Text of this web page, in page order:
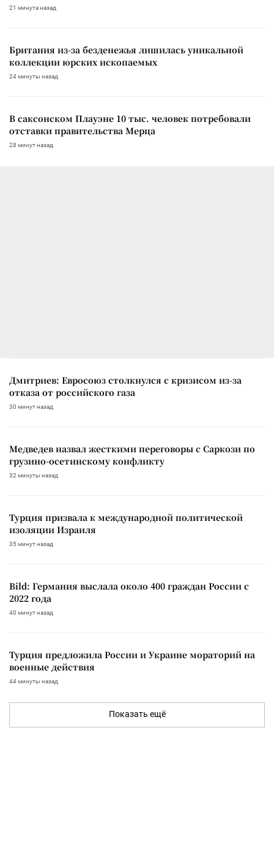
21 минута назад
Британия из-за безденежья лишилась уникальной
коллекции юрских ископаемых
24 минуты назад
В саксонском Плауэне 10 тыс. человек потребовали
отставки правительства Мерца
28 минут назад
Дмитриев: Евросоюз столкнулся с кризисом из-за
отказа от российского газа
30 минут назад
Медведев назвал жесткими переговоры с Саркози по
грузино-осетинскому конфликту
32 минуты назад
Турция призвала к международной политической
изоляции Израиля
35 минут назад
Bild: Германия выслала около 400 граждан России с
2022 года
40 минут назад
Турция предложила России и Украине мораторий на
военные действия
44 минуты назад
Показать ещё